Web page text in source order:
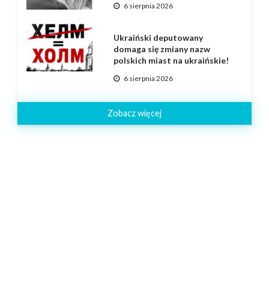
6 sierpnia 2026
Ukraiński deputowany
domaga się zmiany nazw
polskich miast na ukraińskie!
6 sierpnia 2026
Zobacz więcej